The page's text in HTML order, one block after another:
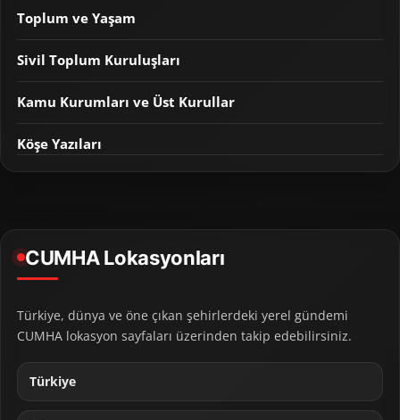
Toplum ve Yaşam
Sivil Toplum Kuruluşları
Kamu Kurumları ve Üst Kurullar
Köşe Yazıları
CUMHA Lokasyonları
Türkiye, dünya ve öne çıkan şehirlerdeki yerel gündemi
CUMHA lokasyon sayfaları üzerinden takip edebilirsiniz.
Türkiye